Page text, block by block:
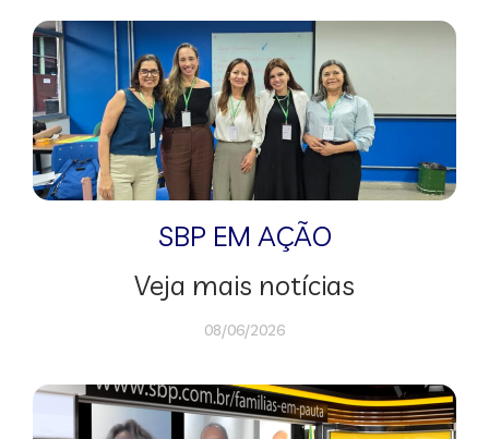
SBP EM AÇÃO
Veja mais notícias
08/06/2026